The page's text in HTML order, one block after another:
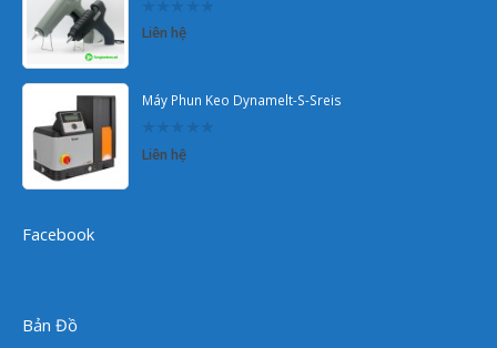
0
out
Liên hệ
Máy Phun Keo Dynamelt-S-Sreis
0
out
Liên hệ
Facebook
Bản Đồ